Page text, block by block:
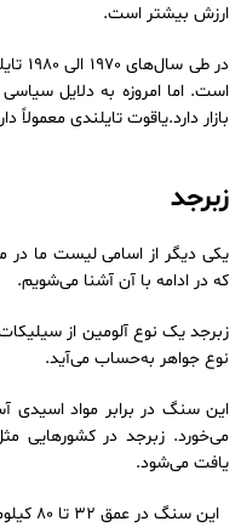
ارزش بیشتر است.
در
است. اما امروزه به دلایل
بازار دارد.یاقوت تایلندی معمولاً
زبرجد
یکی دیگر از اسامی لیست ما در
که در ادامه با آن آشنا می‌شویم.
زبرجد یک نوع آلومین از
نوع جواهر به‌حساب می‌آید.
این سنگ در برابر مواد اسیدی
می‌خورد. زبرجد در کشورهایی
یافت می‌شود.
این